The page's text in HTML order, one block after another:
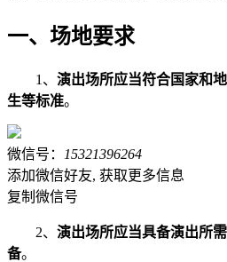
一、场地要求
1、 演出场所应当符合国家和
生等标准。
微信号：
15321396264
添加微信好友, 获取更多信息
复制微信号
2、 演出场所应当具备演出所
备。